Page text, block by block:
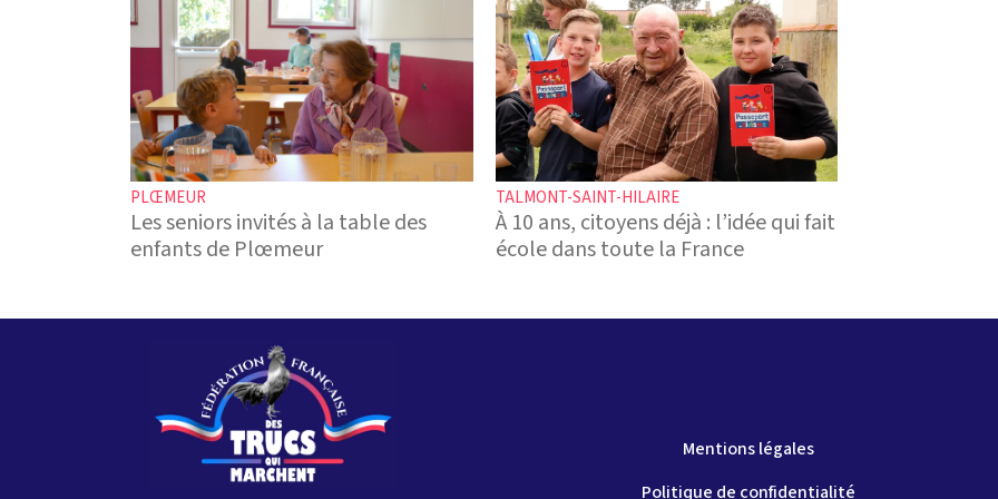
PLŒMEUR
Les seniors invités à la table des
enfants de Plœmeur
TALMONT-SAINT-HILAIRE
À 10 ans, citoyens déjà : l’idée qui fait
école dans toute la France
Mentions légales
Politique de confidentialité